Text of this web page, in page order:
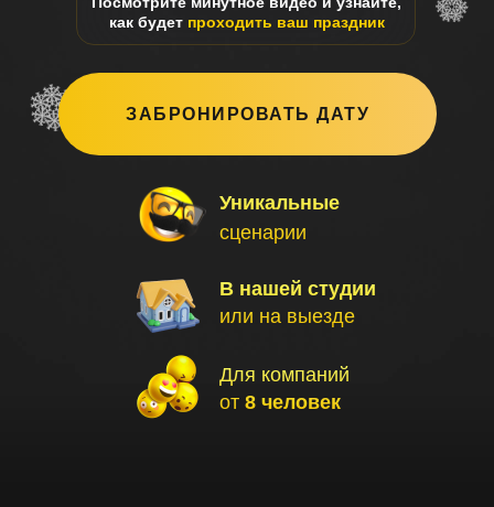
Уникальные
сценарии
ЗАБРОНИРОВАТЬ ДАТУ
В нашей студии
или на выезде
Для компаний
от 8 человек
как будет проходить ваш праздник